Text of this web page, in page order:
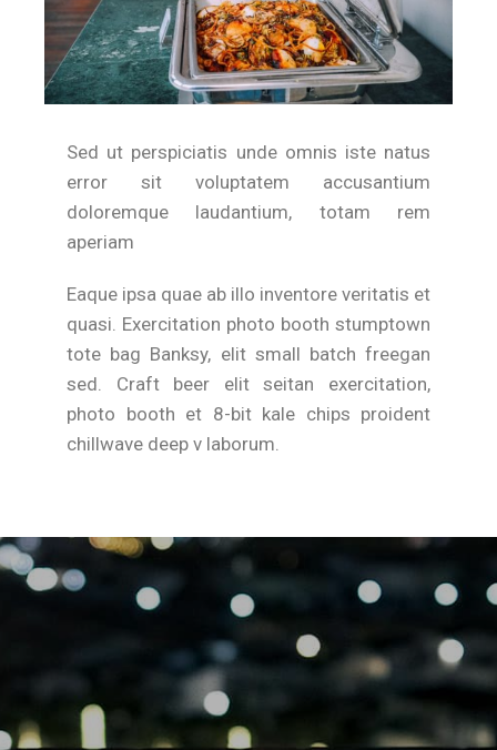
Sed ut perspiciatis unde omnis iste natus
error sit voluptatem accusantium
doloremque laudantium, totam rem
aperiam
Eaque ipsa quae ab illo inventore veritatis et
quasi. Exercitation photo booth stumptown
tote bag Banksy, elit small batch freegan
sed. Craft beer elit seitan exercitation,
photo booth et 8-bit kale chips proident
chillwave deep v laborum.